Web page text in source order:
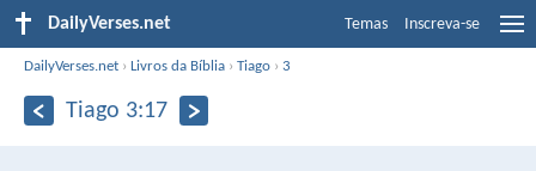
DailyVerses.net Temas Inscreva-se
DailyVerses.net ›Livros da Bíblia ›Tiago ›3
Tiago 3:17